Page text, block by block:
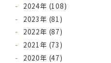
2024年 (108)
2023年 (81)
2022年 (87)
2021年 (73)
2020年 (47)